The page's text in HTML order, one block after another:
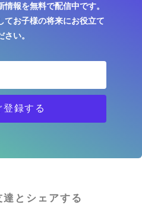
報を無料で配信中です。
てお子様の将来にお役立て
さい。
登録する
とシェアする